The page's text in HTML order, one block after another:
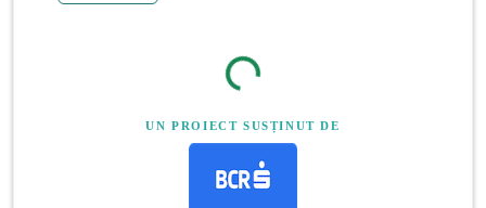
UN PROIECT SUSȚINUT DE